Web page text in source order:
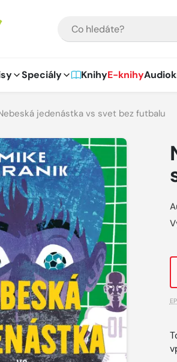
Speciály KnihyE-knihy
jedenástka vs svet bez futbalu